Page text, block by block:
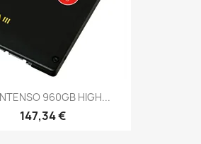
960GB HIGH...
147,34 €